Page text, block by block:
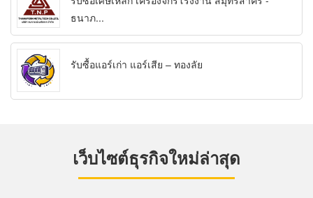
ธนาภ...
รับซื้อแอร์เก่า แอร์เสีย – ทองลัย
เว็บไซต์ธุรกิจใหม่ล่าสุด